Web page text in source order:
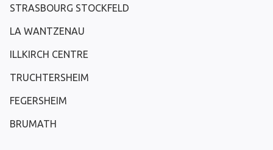
STRASBOURG STOCKFELD
LA WANTZENAU
ILLKIRCH CENTRE
TRUCHTERSHEIM
FEGERSHEIM
BRUMATH